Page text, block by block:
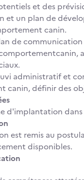
et des
et un plan de
canin.
de
administratif et
canin, définir des
d'implantation
est remis au
disponibles.